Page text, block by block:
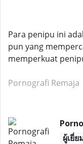
Para penipu ini
pun yang
memperkuat
Pornografi Remaja
ผู้เยี่